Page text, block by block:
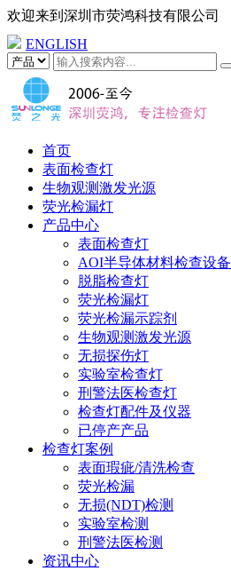
欢迎来到 深圳市荧鸿科技有限公司
ENGLISH
首页
表面检查灯
生物观测激发光源
荧光检漏灯
产品中心
表面检查灯
AOI半导体材料检查设备
脱脂检查灯
荧光检漏灯
荧光检漏示踪剂
生物观测激发光源
无损探伤灯
实验室检查灯
刑警法医检查灯
检查灯配件及仪器
已停产产品
检查灯案例
表面瑕疵/清洗检查
荧光检漏
无损(NDT)检测
实验室检测
刑警法医检测
资讯中心